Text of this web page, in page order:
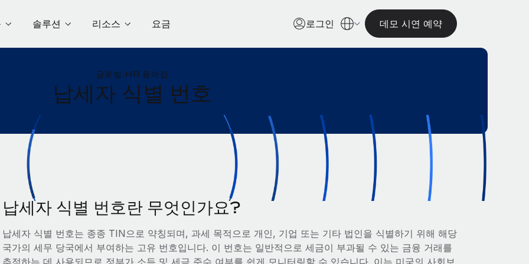
솔루션 리소스 요금 로그인 데모 시연 예약
글로벌 HR 용어집
납세자 식별 번호
납세자 식별 번호란 무엇인가요?
납세자 식별 번호는 종종 TIN으로 약칭되며, 과세 목적으로 개인, 기업 또는 기타 법인을 식별하기 위해 해당
국가의 세무 당국에서 부여하는 고유 번호입니다. 이 번호는 일반적으로 세금이 부과될 수 있는 금융 거래를
추적하는 데 사용되므로 정부가 소득 및 세금 준수 여부를 쉽게 모니터링할 수 있습니다. 이는 미국의 사회보